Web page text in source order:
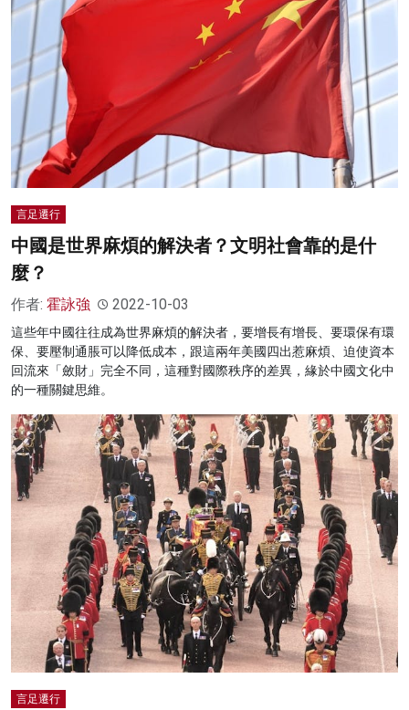
言足遷行
中國是世界麻煩的解決者？文明社會靠的是什
麼？
作者: 霍詠強 2022-10-03
這些年中國往往成為世界麻煩的解決者，要增長有增長、要環保有環
保、要壓制通脹可以降低成本，跟這兩年美國四出惹麻煩、迫使資本
回流來「斂財」完全不同，這種對國際秩序的差異，緣於中國文化中
的一種關鍵思維。
言足遷行